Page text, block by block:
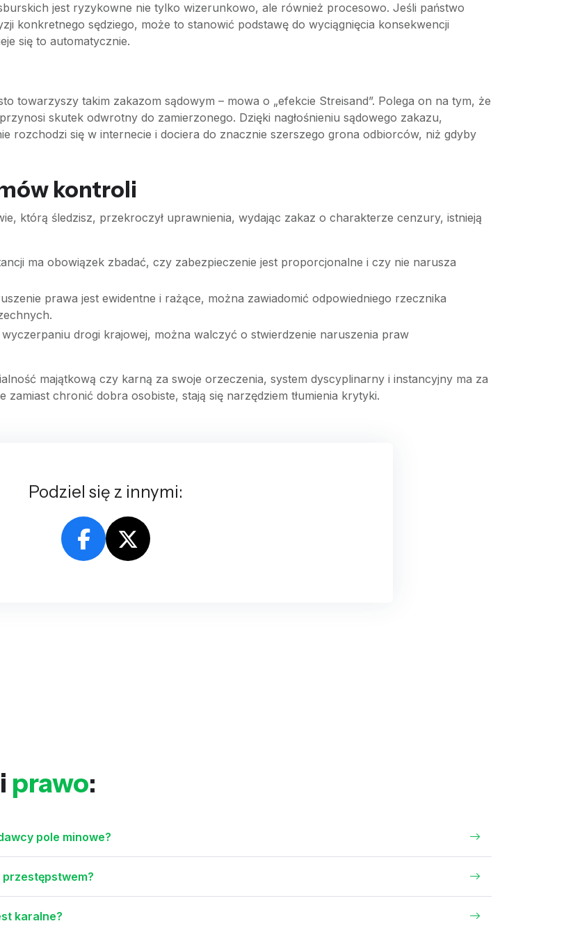
jest ryzykowne nie tylko wizerunkowo, ale również procesowo. Jeśli państwo
konkretnego sędziego, może to stanowić podstawę do wyciągnięcia konsekwencji
się to automatycznie.
towarzyszy takim zakazom sądowym – mowa o „efekcie Streisand”. Polega on na tym, że
skutek odwrotny do zamierzonego. Dzięki nagłośnieniu sądowego zakazu,
rozchodzi się w internecie i dociera do znacznie szerszego grona odbiorców, niż gdyby
kontroli
którą śledzisz, przekroczył uprawnienia, wydając zakaz o charakterze cenzury, istnieją
ma obowiązek zbadać, czy zabezpieczenie jest proporcjonalne i czy nie narusza
prawa jest ewidentne i rażące, można zawiadomić odpowiedniego rzecznika
wyczerpaniu drogi krajowej, można walczyć o stwierdzenie naruszenia praw
majątkową czy karną za swoje orzeczenia, system dyscyplinarny i instancyjny ma za
chronić dobra osobiste, stają się narzędziem tłumienia krytyki.
Podziel się z innymi:
prawo:
pole minowe?
karalne?